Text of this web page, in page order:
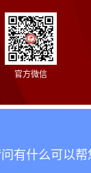
官方微信
有什么可以帮